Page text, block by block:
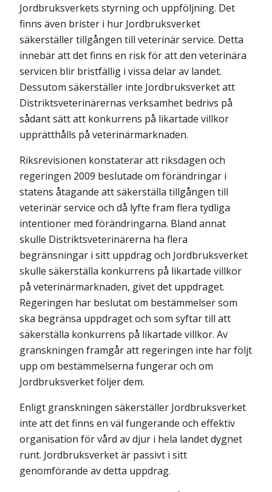
Jordbruksverkets styrning och uppföljning. Det
finns även brister i hur Jordbruksverket
säkerställer tillgången till veterinär service. Detta
innebär att det finns en risk för att den veterinära
servicen blir bristfällig i vissa delar av landet.
Dessutom säkerställer inte Jordbruksverket att
Distriktsveterinärernas verksamhet bedrivs på
sådant sätt att konkurrens på likartade villkor
upprätthålls på veterinärmarknaden.
Riksrevisionen konstaterar att riksdagen och
regeringen 2009 beslutade om förändringar i
statens åtagande att säkerställa tillgången till
veterinär service och då lyfte fram flera tydliga
intentioner med förändringarna. Bland annat
skulle Distriktsveterinärerna ha flera
begränsningar i sitt uppdrag och Jordbruksverket
skulle säkerställa konkurrens på likartade villkor
på veterinärmarknaden, givet det uppdraget.
Regeringen har beslutat om bestämmelser som
ska begränsa uppdraget och som syftar till att
säkerställa konkurrens på likartade villkor. Av
granskningen framgår att regeringen inte har följt
upp om bestämmelserna fungerar och om
Jordbruksverket följer dem.
Enligt granskningen säkerställer Jordbruksverket
inte att det finns en väl fungerande och effektiv
organisation för vård av djur i hela landet dygnet
runt. Jordbruksverket är passivt i sitt
genomförande av detta uppdrag.